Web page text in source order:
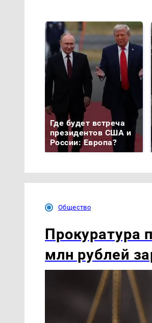
Где будет встреча
президентов США и
России: Европа?
Общество
Прокуратура
млн рублей